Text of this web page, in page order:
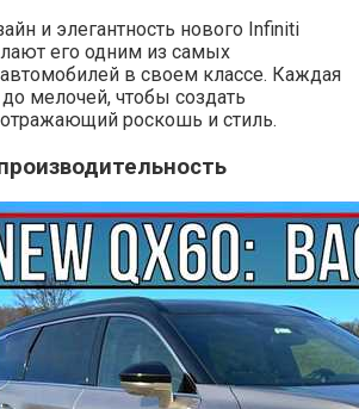
и элегантность нового Infiniti
его одним из самых
в своем классе. Каждая
мелочей, чтобы создать
роскошь и стиль.